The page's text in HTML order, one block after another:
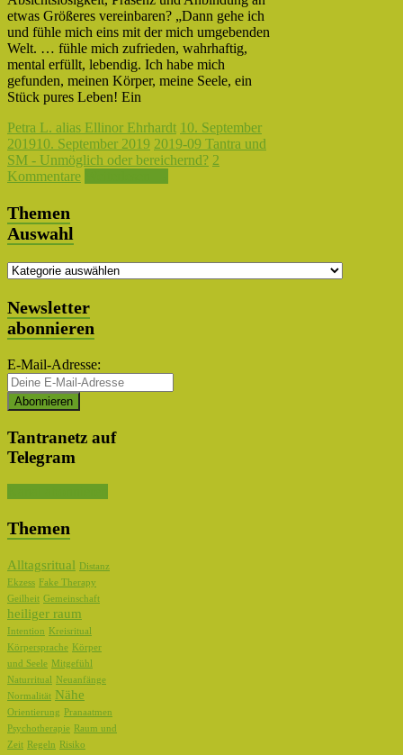
etwas Größeres vereinbaren? „Dann gehe ich
und fühle mich eins mit der mich umgebenden
Welt. … fühle mich zufrieden, wahrhaftig,
mental erfüllt, lebendig. Ich habe mich
gefunden, meinen Körper, meine Seele, ein
Stück pures Leben! Ein
Petra L. alias Ellinor Ehrhardt 10. September
201910. September 2019 2019-09 Tantra und
SM - Unmöglich oder bereichernd? 2
Kommentare
Themen
Auswahl
Themen
Newsletter
abonnieren
E-Mail-Adresse:
Tantranetz auf
Telegram
Themen
Alltagsritual Distanz
Ekzess Fake Therapy
Geilheit Gemeinschaft
heiliger raum
Intention
Kreisritual
Körpersprache Körper
und Seele Mitgefühl
Naturritual Neuanfänge
Normalität Nähe
Orientierung
Pranaatmen
Psychotherapie Raum und
Zeit Regeln
Risiko